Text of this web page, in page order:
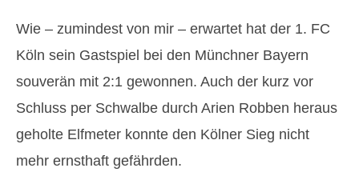
Wie – zumindest von mir – erwartet hat der 1. FC
Köln sein Gastspiel bei den Münchner Bayern
souverän mit 2:1 gewonnen. Auch der kurz vor
Schluss per Schwalbe durch Arien Robben heraus
geholte Elfmeter konnte den Kölner Sieg nicht
mehr ernsthaft gefährden.